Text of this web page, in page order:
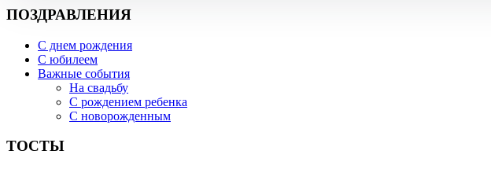
ПОЗДРАВЛЕНИЯ
С днем рождения
С юбилеем
Важные события
На свадьбу
С рождением ребенка
С новорожденным
ТОСТЫ